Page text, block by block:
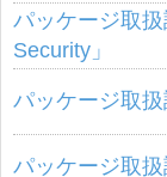
パッケージ取
Security」
パッケージ取扱
パッケージ取扱